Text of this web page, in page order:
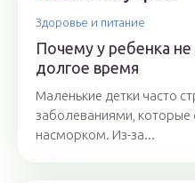
Здоровье и питание
Почему у ребенка
долгое время
Маленькие детки часто
заболеваниями,
насморком. Из-за...